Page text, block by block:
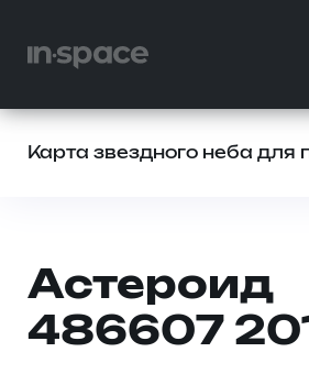
Карта звездного неба для
Астероид
486607